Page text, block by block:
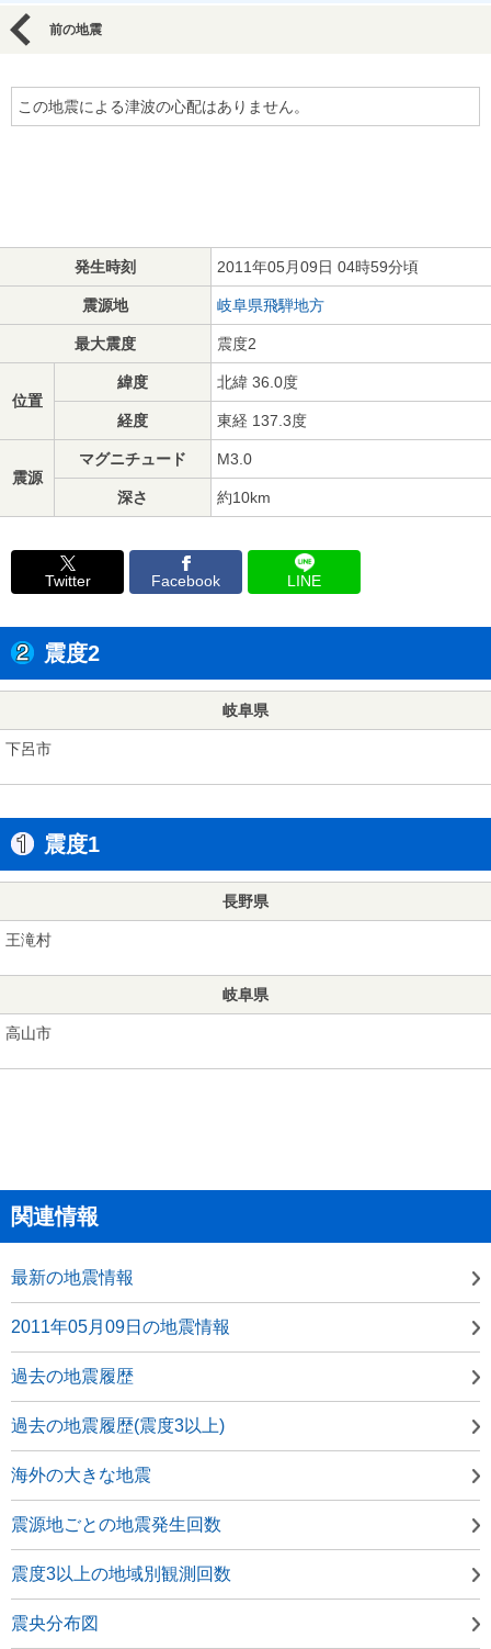
前の地震
この地震による津波の心配はありません。
発生時刻 2011年05月09日 04時59分頃
震源地 岐阜県飛騨地方
最大震度 震度2
位置
緯度 北緯 36.0度
経度 東経 137.3度
震源
マグニチュード M3.0
深さ 約10km
Twitter Facebook LINE
震度2
岐阜県
下呂市
震度1
長野県
王滝村
岐阜県
高山市
関連情報
最新の地震情報
2011年05月09日の地震情報
過去の地震履歴
過去の地震履歴(震度3以上)
海外の大きな地震
震源地ごとの地震発生回数
震度3以上の地域別観測回数
震央分布図